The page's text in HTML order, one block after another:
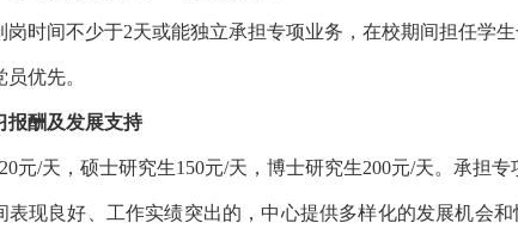
岗时间不少于2天或能独立承担专项业务，在校期间担任学
员优先。
报酬及发展支持
元/天，硕士研究生150元/天，博士研究生200元/天。承担
表现良好、工作实绩突出的，中心提供多样化的发展机会